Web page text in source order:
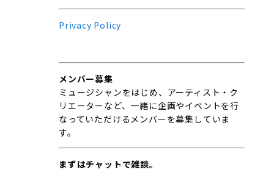
Privacy Policy
メンバー募集
ミュージシャンをはじめ、アーティスト・ク
リエーターなど、一緒に企画やイベントを行
なっていただけるメンバーを募集していま
す。
まずはチャットで雑談。